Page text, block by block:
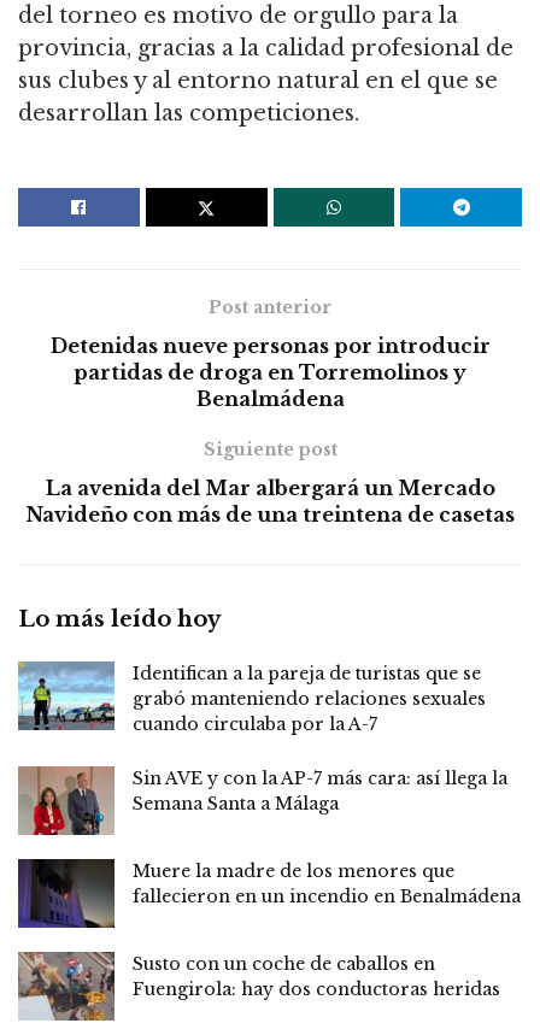
del torneo es motivo de orgullo para la
provincia, gracias a la calidad profesional de
sus clubes y al entorno natural en el que se
desarrollan las competiciones.
Post anterior
Detenidas nueve personas por introducir
partidas de droga en Torremolinos y
Benalmádena
Siguiente post
La avenida del Mar albergará un Mercado
Navideño con más de una treintena de casetas
Lo más leído hoy
Identifican a la pareja de turistas que se
grabó manteniendo relaciones sexuales
cuando circulaba por la A-7
Sin AVE y con la AP-7 más cara: así llega la
Semana Santa a Málaga
Muere la madre de los menores que
fallecieron en un incendio en Benalmádena
Susto con un coche de caballos en
Fuengirola: hay dos conductoras heridas